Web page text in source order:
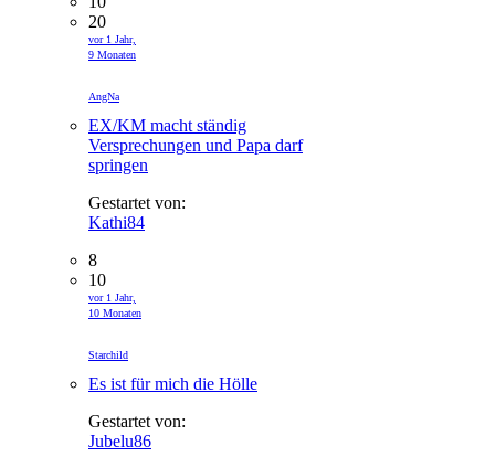
20
vor 1 Jahr,
9 Monaten
AngNa
EX/KM macht ständig
Versprechungen und Papa darf
springen
Gestartet von:
Kathi84
8
10
vor 1 Jahr,
10 Monaten
Starchild
Es ist für mich die Hölle
Gestartet von:
Jubelu86